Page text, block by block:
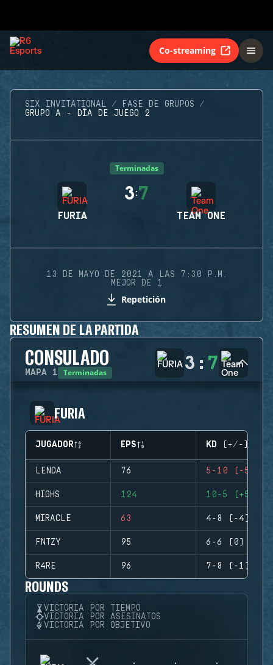
Co-streaming
SIX INVITATIONAL
FASE DE GRUPOS
GRUPO A - DÍA DE JUEGO 2
Terminadas
FURIA
3:7
TEAM ONE
13 DE MAYO DE 2021 A LAS 7:30 P.M.
MEJOR DE 1
Repetición
RESUMEN DE LA PARTIDA
CONSULADO
MAPA 1 Terminadas 3 : 7
FURIA
JUGADOR EPS KD (+/-)
LENDA 76 5-10 (-5)
HIGHS 124 10-5 (+5)
MIRACLE 63 4-8 (-4)
FNTZY 95 6-6 (0)
R4RE 96 7-8 (-1)
ROUNDS
VICTORIA POR TIEMPO
VICTORIA POR ASESINATOS
VICTORIA POR OBJETIVO